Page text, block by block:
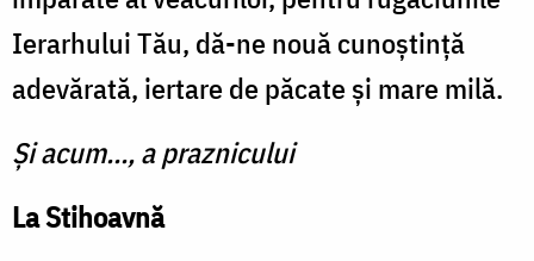
Ierarhului Tău, dă-ne nouă cunoștință
adevărată, iertare de păcate şi mare milă.
Şi acum..., a praznicului
La Stihoavnă